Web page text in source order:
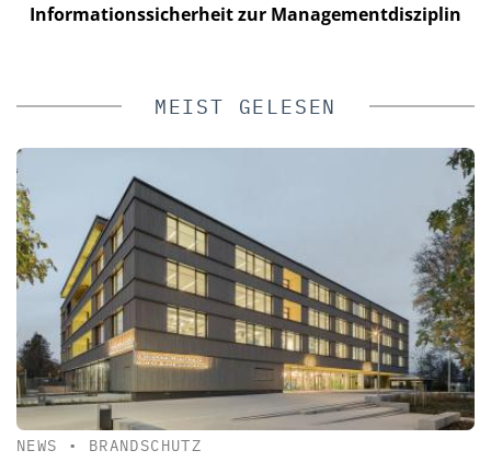
Informationssicherheit zur Managementdisziplin
MEIST GELESEN
NEWS • BRANDSCHUTZ